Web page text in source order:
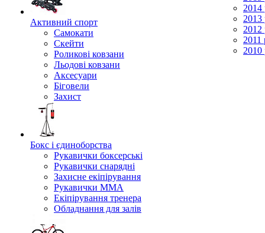
Активний спорт
Самокати
Скейти
Роликові ковзани
Льодові ковзани
Аксесуари
Біговели
Захист
Бокс і єдиноборства
Рукавички боксерські
Рукавички снарядні
Захисне екіпірування
Рукавички ММА
Екіпірування тренера
Обладнання для залів
2014
2013
2012
2011
2010